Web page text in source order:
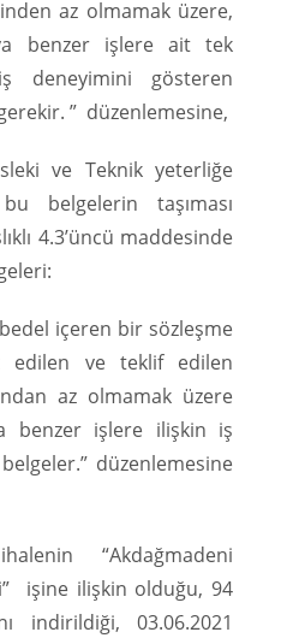
az olmamak üzere,
benzer işlere ait tek
deneyimini gösteren
” düzenlemesine,
ve Teknik yeterliğe
belgelerin taşıması
4.3’üncü maddesinde
içeren bir sözleşme
edilen ve teklif edilen
az olmamak üzere
benzer işlere ilişkin iş
düzenlemesine
“Akdağmadeni
işine ilişkin olduğu, 94
indirildiği, 03.06.2021